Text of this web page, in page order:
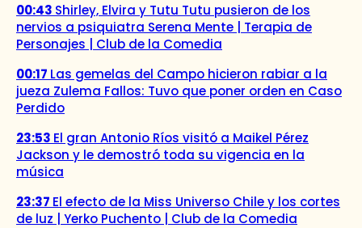
00:43 Shirley, Elvira y Tutu Tutu pusieron de los
nervios a psiquiatra Serena Mente | Terapia de
Personajes | Club de la Comedia
00:17 Las gemelas del Campo hicieron rabiar a la
jueza Zulema Fallos: Tuvo que poner orden en Caso
Perdido
23:53 El gran Antonio Ríos visitó a Maikel Pérez
Jackson y le demostró toda su vigencia en la
música
23:37 El efecto de la Miss Universo Chile y los cortes
de luz | Yerko Puchento | Club de la Comedia